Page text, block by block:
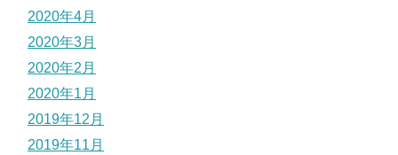
2020年4月
2020年3月
2020年2月
2020年1月
2019年12月
2019年11月